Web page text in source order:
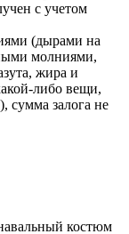
с учетом
(дырами на
молниями,
жира и
либо вещи,
сумма залога не
костюм